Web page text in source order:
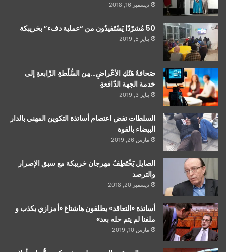
ديسمبر 16, 2018
50 مُشرّدًا يَسْتَفيدُون من “عملية دفء” بخريبكة
يناير 5, 2019
صَحافةُ هَتْكِ الأعْراضِ…مِن السُّلْطةِ الرِّابعةِ إلى
خدمة الجهة الدّافعةِ
يناير 3, 2019
السلطات تفض اعتصام أساتذة التكوين المهني بالدار
البيضاء بالقوة
مارس 26, 2019
الصايل يَخْتَطِفُ مهرجان خريبكة مع سبق الإصرار
والترصد
ديسمبر 20, 2018
أساتذة «التعاقد» يطلقون هاشتاغ «أمزازي يكذب و
ملفنا لم يتم حله بعد»
مارس 10, 2019